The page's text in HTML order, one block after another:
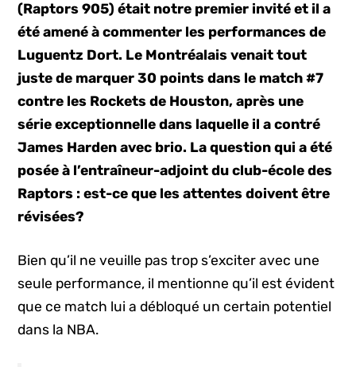
(Raptors 905) était notre premier invité et il a
été amené à commenter les performances de
Luguentz Dort. Le Montréalais venait tout
juste de marquer 30 points dans le match #7
contre les Rockets de Houston, après une
série exceptionnelle dans laquelle il a contré
James Harden avec brio. La question qui a été
posée à l’entraîneur-adjoint du club-école des
Raptors : est-ce que les attentes doivent être
révisées?
Bien qu’il ne veuille pas trop s’exciter avec une
seule performance, il mentionne qu’il est évident
que ce match lui a débloqué un certain potentiel
dans la NBA.